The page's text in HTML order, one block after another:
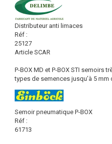
Distributeur anti limaces
Réf :
25127
Article SCAR
P-BOX MD et P-BOX STI semoirs
types de semences jusqu’à 5 mm
Semoir pneumatique P-BOX
Réf :
61713